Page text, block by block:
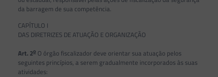
da barragem de sua competência.
CAPÍTULO I
DAS DIRETRIZES DE ATUAÇÃO E ORGANIZAÇÃO
Art. 2oO órgão fiscalizador deve orientar sua atuação pelos
seguintes princípios, a serem gradualmente incorporados às suas
atividades: